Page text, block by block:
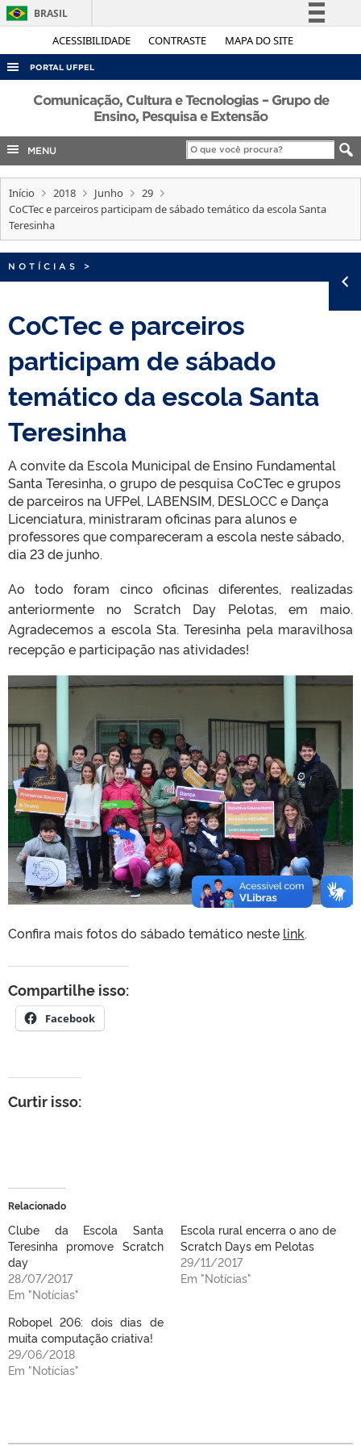
ACESSIBILIDADE CONTRASTE MAPA DO SITE
BRASIL
Simplifique!
Acesso à informação
Legislação
Canais
PORTAL UFPEL
ACESSO À INFORMAÇÃO
COBALTO
CONCURSOS
EDITAIS
INTERNACIONAL
Comunicação, Cultura e Tecnologias – Grupo de
Ensino, Pesquisa e Extensão
MENU
Início 2018 Junho
29
CoCTec e parceiros participam de sábado temático da escola Santa
Teresinha
NOTÍCIAS >
CoCTec e parceiros
participam de sábado
temático da escola Santa
Teresinha
A convite da Escola Municipal de Ensino Fundamental
Santa Teresinha, o grupo de pesquisa CoCTec e grupos
de parceiros na UFPel, LABENSIM, DESLOCC e Dança
Licenciatura, ministraram oficinas para alunos e
professores que compareceram a escola neste sábado,
dia 23 de junho.
Ao todo foram cinco oficinas diferentes, realizadas
anteriormente no Scratch Day Pelotas, em maio.
Agradecemos a escola Sta. Teresinha pela maravilhosa
recepção e participação nas atividades!
Confira mais fotos do sábado temático neste link.
Compartilhe isso:
Facebook
Curtir isso:
Relacionado
Clube da Escola Santa
Teresinha promove Scratch
day
28/07/2017
Em "Notícias"
Escola rural encerra o ano de
Scratch Days em Pelotas
29/11/2017
Em "Notícias"
Robopel 206: dois dias de
muita computação criativa!
29/06/2018
Em "Notícias"